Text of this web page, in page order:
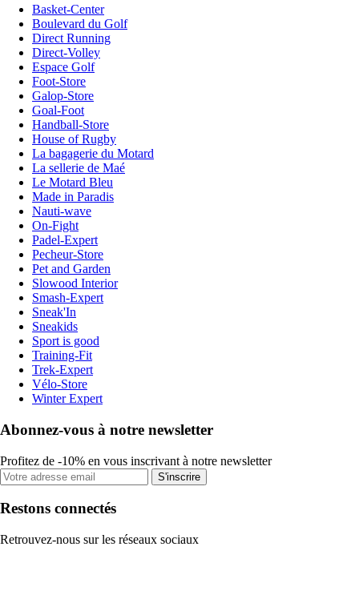
Basket-Center
Boulevard du Golf
Direct Running
Direct-Volley
Espace Golf
Foot-Store
Galop-Store
Goal-Foot
Handball-Store
House of Rugby
La bagagerie du Motard
La sellerie de Maé
Le Motard Bleu
Made in Paradis
Nauti-wave
On-Fight
Padel-Expert
Pecheur-Store
Pet and Garden
Slowood Interior
Smash-Expert
Sneak'In
Sneakids
Sport is good
Training-Fit
Trek-Expert
Vélo-Store
Winter Expert
Abonnez-vous à notre newsletter
Profitez de -10% en vous inscrivant à notre newsletter
S'inscrire
Restons connectés
Retrouvez-nous sur les réseaux sociaux